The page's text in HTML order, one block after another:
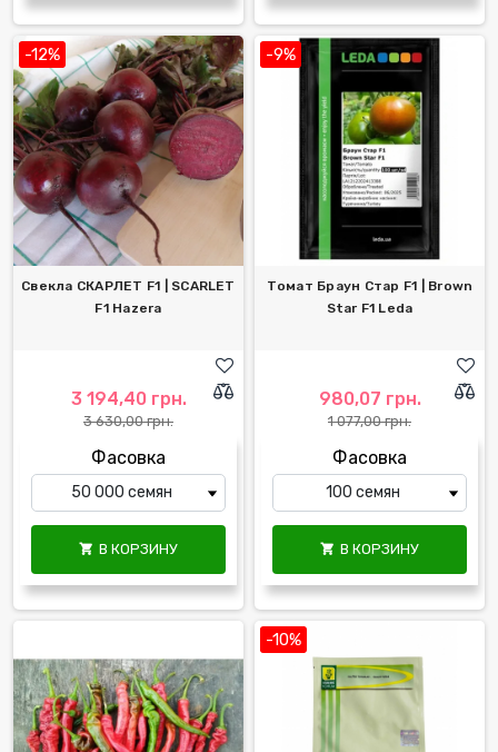
-12%
Свекла СКАРЛЕТ F1 | SCARLET
F1 Hazera
3 194,40 грн.
3 630,00 грн.
Фасовка
 В КОРЗИНУ
-9%
Томат Браун Стар F1 | Brown
Star F1 Leda
980,07 грн.
1 077,00 грн.
Фасовка
 В КОРЗИНУ
-10%